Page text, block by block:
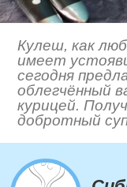
Кулеш, как
имеет
сегодня
облегчённый
курицей.
добротный